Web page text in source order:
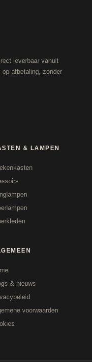
leverbaar vanuit
afbetaling, zonder
& LAMPEN
& nieuws
voorwaarden